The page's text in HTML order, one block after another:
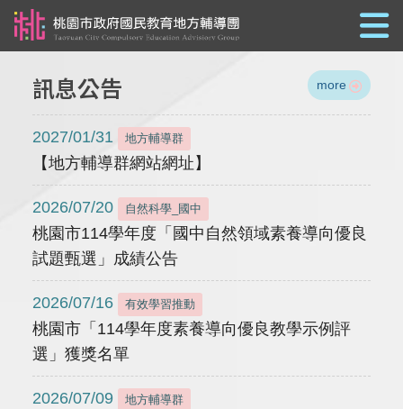
訊息公告 more
2027/01/31 地方輔導群
【地方輔導群網站網址】
2026/07/20 自然科學_國中
桃園市114學年度「國中自然領域素養導向優良
試題甄選」成績公告
2026/07/16 有效學習推動
桃園市「114學年度素養導向優良教學示例評
選」獲獎名單
2026/07/09 地方輔導群